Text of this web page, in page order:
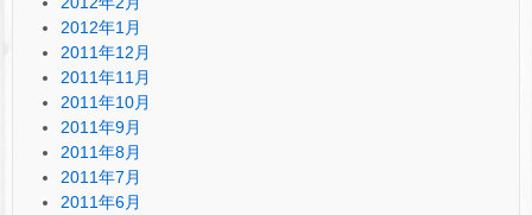
2012年1月
2011年12月
2011年11月
2011年10月
2011年9月
2011年8月
2011年7月
2011年6月